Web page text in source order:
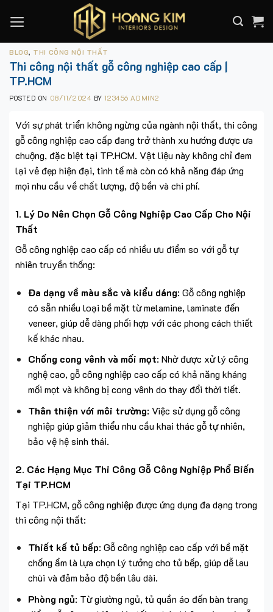
BLOG, THI CÔNG NỘI THẤT
Thi công nội thất gỗ công nghiệp cao cấp |
TP.HCM
POSTED ON 08/11/2024 BY123456 ADMIN2
Với sự phát triển không ngừng của ngành nội thất, thi công
gỗ công nghiệp cao cấp đang trở thành xu hướng được ưa
chuộng, đặc biệt tại TP.HCM. Vật liệu này không chỉ đem
lại vẻ đẹp hiện đại, tinh tế mà còn có khả năng đáp ứng
mọi nhu cầu về chất lượng, độ bền và chi phí.
1. Lý Do Nên Chọn Gỗ Công Nghiệp Cao Cấp Cho Nội
Thất
Gỗ công nghiệp cao cấp có nhiều ưu điểm so với gỗ tự
nhiên truyền thống:
Đa dạng về màu sắc và kiểu dáng: Gỗ công nghiệp
có sẵn nhiều loại bề mặt từ melamine, laminate đến
veneer, giúp dễ dàng phối hợp với các phong cách thiết
kế khác nhau.
Chống cong vênh và mối mọt: Nhờ được xử lý công
nghệ cao, gỗ công nghiệp cao cấp có khả năng kháng
mối mọt và không bị cong vênh do thay đổi thời tiết.
Thân thiện với môi trường: Việc sử dụng gỗ công
nghiệp giúp giảm thiểu nhu cầu khai thác gỗ tự nhiên,
bảo vệ hệ sinh thái.
2. Các Hạng Mục Thi Công Gỗ Công Nghiệp Phổ Biến
Tại TP.HCM
Tại TP.HCM, gỗ công nghiệp được ứng dụng đa dạng trong
thi công nội thất:
Thiết kế tủ bếp: Gỗ công nghiệp cao cấp với bề mặt
chống ẩm là lựa chọn lý tưởng cho tủ bếp, giúp dễ lau
chùi và đảm bảo độ bền lâu dài.
Phòng ngủ: Từ giường ngủ, tủ quần áo đến bàn trang